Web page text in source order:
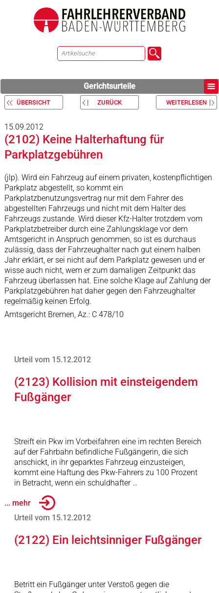
Gerichtsurteile
ÜBERSICHT ZURÜCK WEITERLESEN
15.09.2012
(2102) Keine Halterhaftung für
Parkplatzgebühren
(jlp). Wird ein Fahrzeug auf einem privaten, kostenpflichtigen
Parkplatz abgestellt, so kommt ein
Parkplatzbenutzungsvertrag nur mit dem Fahrer des
abgestellten Fahrzeugs und nicht mit dem Halter des
Fahrzeugs zustande. Wird dieser Kfz-Halter trotzdem vom
Parkplatzbetreiber durch eine Zahlungsklage vor dem
Amtsgericht in Anspruch genommen, so ist es durchaus
zulässig, dass der Fahrzeughalter nach gut einem halben
Jahr erklärt, er sei nicht auf dem Parkplatz gewesen und er
wisse auch nicht, wem er zum damaligen Zeitpunkt das
Fahrzeug überlassen hat. Eine solche Klage auf Zahlung der
Parkplatzgebühren hat daher gegen den Fahrzeughalter
regelmäßig keinen Erfolg.
Amtsgericht Bremen, Az.: C 478/10
Urteil vom 15.12.2012
(2123) Kollision mit einsteigendem
Fußgänger
Streift ein Pkw im Vorbeifahren eine im rechten Bereich
auf der Fahrbahn befindliche Fußgängerin, die sich
anschickt, in ihr geparktes Fahrzeug einzusteigen,
kommt eine Haftung des Pkw-Fahrers zu 100 Prozent
in Betracht, wenn ein schuldhafter …
... mehr
Urteil vom 15.12.2012
(2122) Ein leichtsinniger Fußgänger
Betritt ein Fußgänger unter Verstoß gegen die